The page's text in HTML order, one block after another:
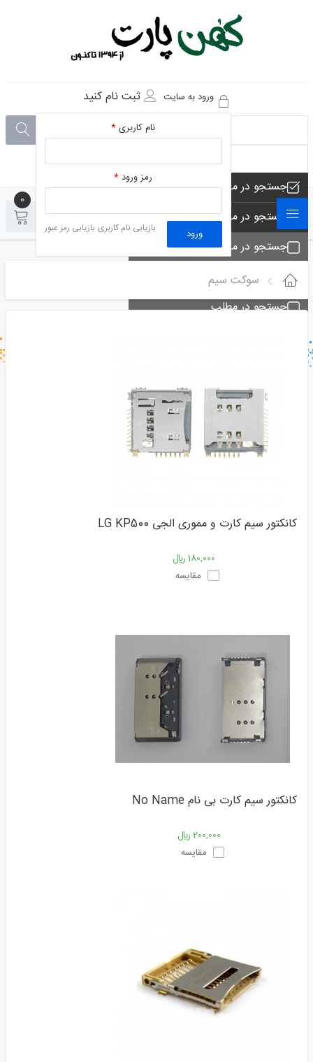
ورود به سایت
نام کاربری*
رمز ورود*
ورود بازیابی نام کاربری بازیابی رمز عبور
ثبت نام کنید
جستجو در مجموعه های فروشگاه
جستجو در محصولات فروشگاه
جستجو در مجموعه ها
جستجو - تماس ها
جستجو در مطلب
0
سوکت سیم
کانکتور سیم کارت و مموری الجی LG KP500
180,000 ﷼
مقایسه
کانکتور سیم کارت بی نام No Name
200,000 ﷼
مقایسه